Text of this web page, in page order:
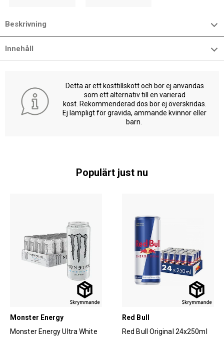
Beskrivning
Innehåll
Detta är ett kosttillskott och bör ej användas
som ett alternativ till en varierad
kost. Rekommenderad dos bör ej överskridas.
Ej lämpligt för gravida, ammande kvinnor eller
barn.
Populärt just nu
Monster Energy
Monster Energy Ultra White
Red Bull
Red Bull Original 24x250ml